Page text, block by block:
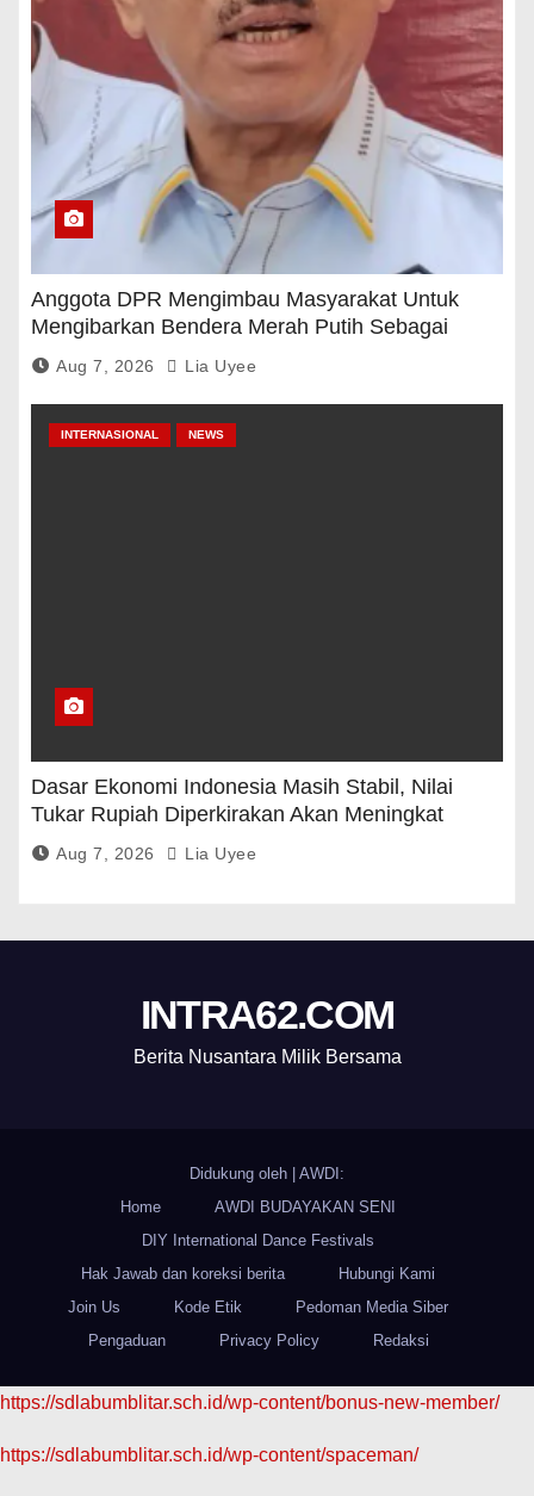
Anggota DPR Mengimbau Masyarakat Untuk
Mengibarkan Bendera Merah Putih Sebagai
Tanda Rasa Terima Kasih
Aug 7, 2026 Lia Uyee
INTERNASIONAL NEWS
Dasar Ekonomi Indonesia Masih Stabil, Nilai
Tukar Rupiah Diperkirakan Akan Meningkat
Aug 7, 2026 Lia Uyee
INTRA62.COM
Berita Nusantara Milik Bersama
Didukung oleh
AWDI:
Home
AWDI BUDAYAKAN SENI
DIY International Dance Festivals
Hak Jawab dan koreksi berita
Hubungi Kami
Join Us
Kode Etik
Pedoman Media Siber
Pengaduan
Privacy Policy Redaksi
https://sdlabumblitar.sch.id/wp-content/bonus-new-member/
https://sdlabumblitar.sch.id/wp-content/spaceman/